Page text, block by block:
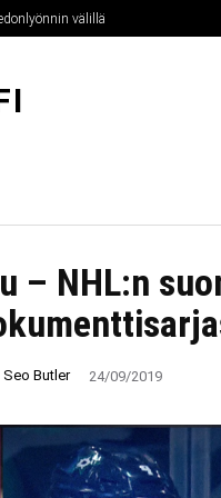
välillä
– NHL:n
Seo Butler 24/09/2019